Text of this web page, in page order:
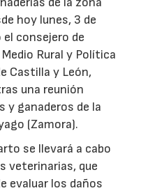
hoy lunes, 3 de
consejero de
Rural y Política
Castilla y León,
una reunión
y ganaderos de la
(Zamora).
se llevará a cabo
veterinarias, que
evaluar los daños